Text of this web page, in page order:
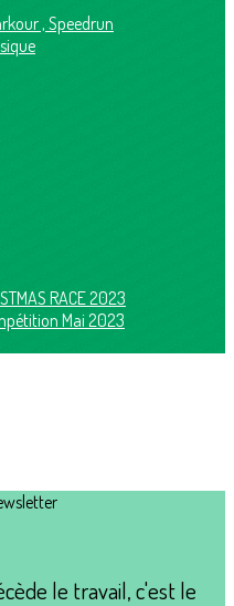
, Speedrun
RACE 2023
Mai 2023
le travail, c'est le